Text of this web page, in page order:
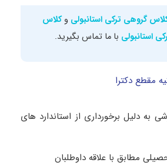
گروهی ترکی استانبولی وکلاس‌
استانبولی با ما تماس بگیرید.
مقطع دکترا
به دلیل برخورداری از استاندارد های
مطابق با علاقه داوطلبان